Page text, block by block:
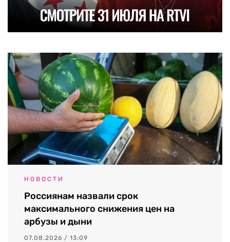
НОВОСТИ
Россиянам назвали срок
максимального снижения цен на
арбузы и дыни
07.08.2026 / 13:09